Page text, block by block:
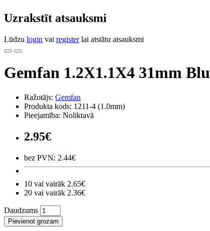
Uzrakstīt atsauksmi
Lūdzu login vai registerlai atstātu atsauksmi
Gemfan 1.2X1.1X4 31mm
Ražotājs: Gemfan
Produkta kods: 1211-4 (1.0mm)
Pieejamība: Noliktavā
2.95€
bez PVN: 2.44€
10 vai vairāk 2.65€
20 vai vairāk 2.36€
Daudzums
Pievienot grozam